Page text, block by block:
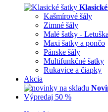
Kašmírové šály
Zimné šály
Malé šatky - Letuška
Maxi šatky a pončo
Pánske šály
Multifunkčné šatky
Rukavice a čiapky
Akcia
Výpredaj 50 %